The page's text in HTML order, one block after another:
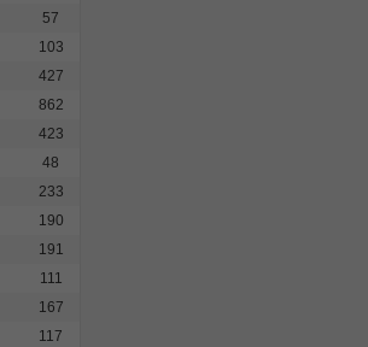
57
103
427
862
423
48
233
190
191
111
167
117